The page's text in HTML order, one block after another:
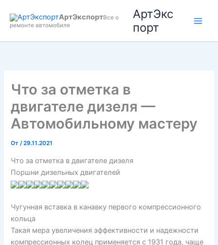
содержимому
АртЭкспортВсе о
ремонте автомобиля
АртЭкс
порт
Что за отметка в
двигателе дизеля —
Автомобильному мастеру
От/29.11.2021
Что за отметка в двигателе дизеля
Поршни дизельных двигателей
Чугунная вставка в канавку первого компрессионного
кольца
Такая мера увеличения эффективности и надежности
компрессионных колец применяется с 1931 года, чаще